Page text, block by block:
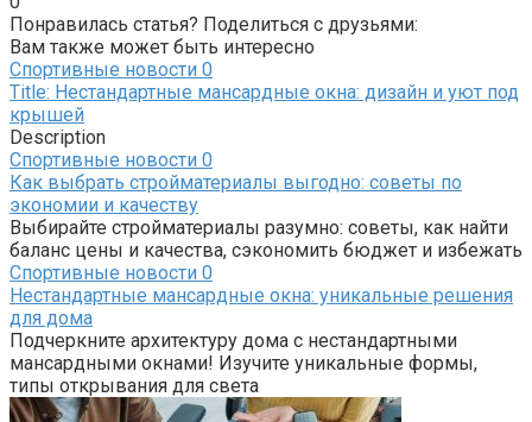
Понравилась статья? Поделиться с друзьями:
Вам также может быть интересно
Спортивные новости 0
Title: Нестандартные мансардные окна: дизайн и уют под
крышей
Description
Спортивные новости 0
Как выбрать стройматериалы выгодно: советы по
экономии и качеству
Выбирайте стройматериалы разумно: советы, как найти
баланс цены и качества, сэкономить бюджет и избежать
Спортивные новости 0
Нестандартные мансардные окна: уникальные решения
для дома
Подчеркните архитектуру дома с нестандартными
мансардными окнами! Изучите уникальные формы,
типы открывания для света